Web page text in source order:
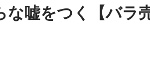
な嘘をつく【バラ